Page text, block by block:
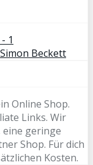
Beckett
Online Shop.
Links. Wir
eine geringe
Shop. Für dich
Kosten.